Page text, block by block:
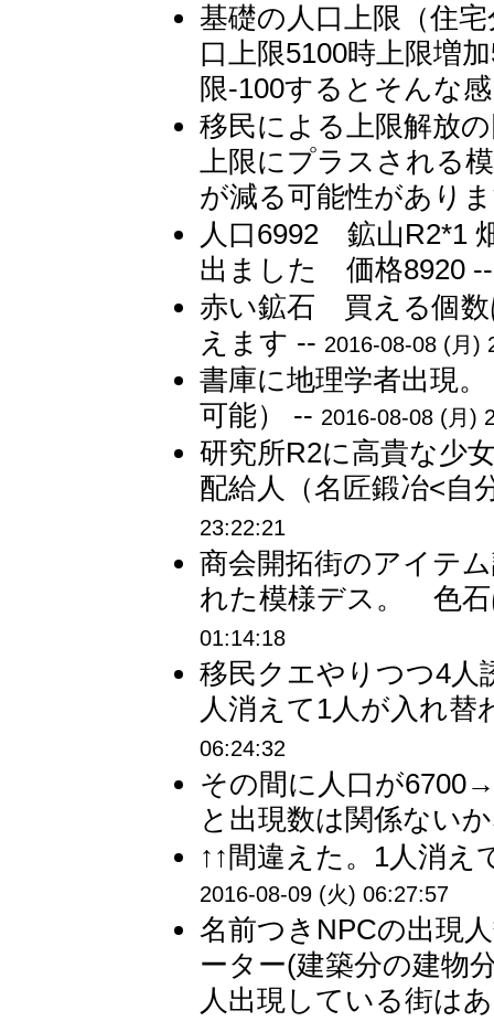
基礎の人口上限（住
口上限5100時上限増
限-100するとそんな
移民による上限解放
上限にプラスされる
が減る可能性があり
人口6992 鉱山R2*1
出ました 価格8920
赤い鉱石 買える個数
えます -- 2016-08-08 (月)
書庫に地理学者出現
可能） -- 2016-08-08 (月)
研究所R2に高貴な少
配給人（名匠鍛冶<自
23:22:21
商会開拓街のアイテ
れた模様デス。 色
01:14:18
移民クエやりつつ4人
人消えて1人が入れ
06:24:32
その間に人口が
と出現数は関係ない
↑↑間違えた。1人消え
2016-08-09 (火) 06:27:57
名前つきNPCの出現
ーター(建築分の建物
人出現している街は